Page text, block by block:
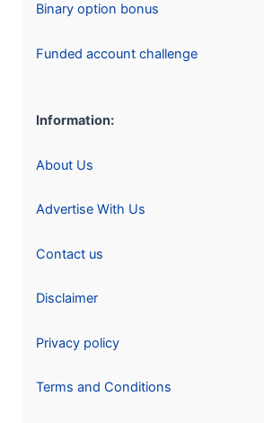
Binary option bonus
Funded account challenge
Information:
About Us
Advertise With Us
Contact us
Disclaimer
Privacy policy
Terms and Conditions